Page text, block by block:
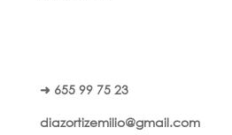
➜ 655 99 75 23
diazortizemilio@gmail.com